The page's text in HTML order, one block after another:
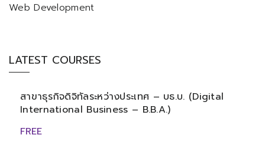
Web Development
LATEST COURSES
สาขาธุรกิจดิจิทัลระหว่างประเทศ – บธ.บ. (Digital
International Business – B.B.A.)
FREE